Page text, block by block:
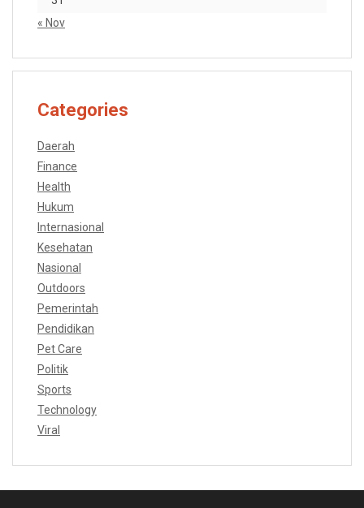
« Nov
Categories
Daerah
Finance
Health
Hukum
Internasional
Kesehatan
Nasional
Outdoors
Pemerintah
Pendidikan
Pet Care
Politik
Sports
Technology
Viral